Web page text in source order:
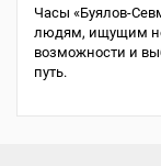
Часы «Буялов-
людям, ищущим
возможности и
путь.